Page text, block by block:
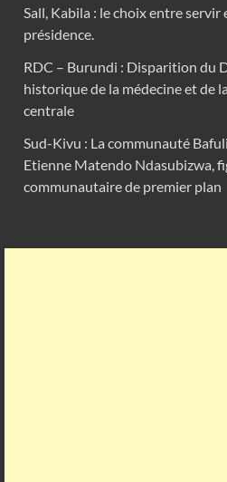
Sall, Kabila : le choix entre servir
présidence.
RDC – Burundi : Disparition du
historique de la médecine et de
centrale
Sud-Kivu : La communauté
Etienne Matendo Ndasubizwa,
communautaire de premier plan